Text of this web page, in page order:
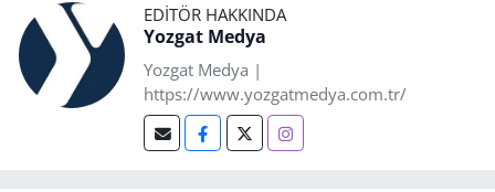
EDITÖR HAKKINDA
Yozgat Medya
Yozgat Medya |
https://www.yozgatmedya.com.tr/